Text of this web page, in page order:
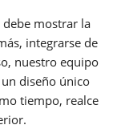
debe mostrar la
integrarse de
nuestro equipo
diseño único
tiempo, realce